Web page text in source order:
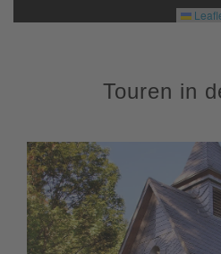
Touren in